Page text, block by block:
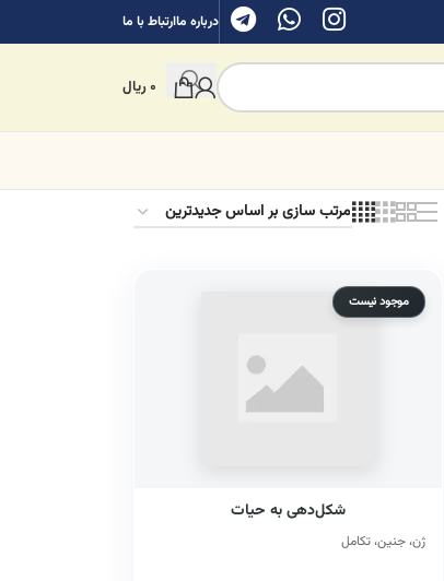
درباره ماارتباط با ما
0ریال
موجود نیست
شکل‌دهی به حیات
ژن، جنین، تکامل